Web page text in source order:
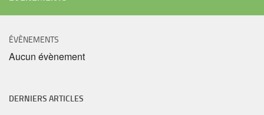
ÉVÈNEMENTS
Aucun évènement
DERNIERS ARTICLES